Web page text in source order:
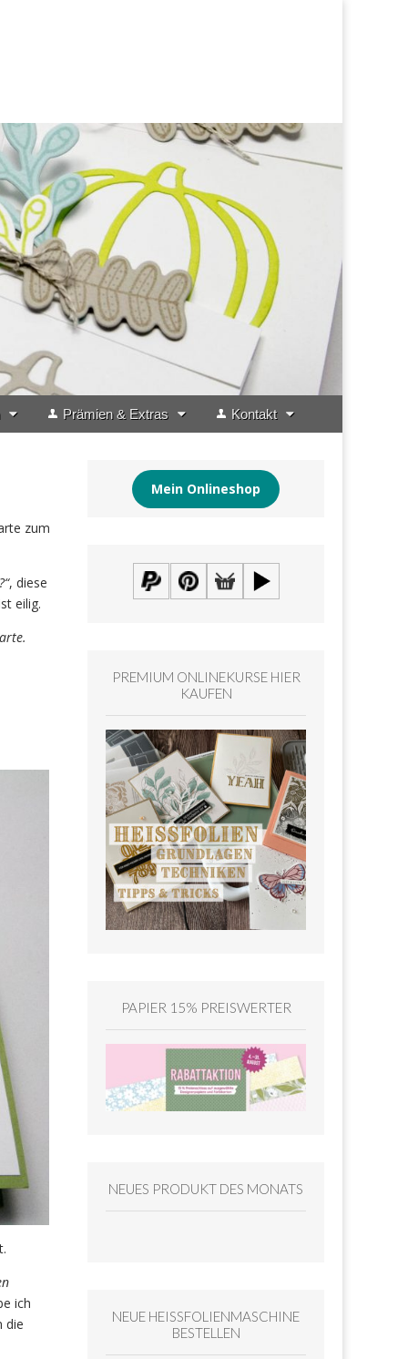
Prämien & Extras Kontakt
zum
, diese
eilig.
ich
die
Mein Onlineshop
PREMIUM ONLINEKURSE HIER
KAUFEN
PAPIER 15% PREISWERTER
NEUES PRODUKT DES MONATS
NEUE HEISSFOLIENMASCHINE
BESTELLEN